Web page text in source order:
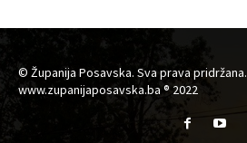
© Županija Posavska. Sva prava pridržana.
www.zupanijaposavska.ba ® 2022